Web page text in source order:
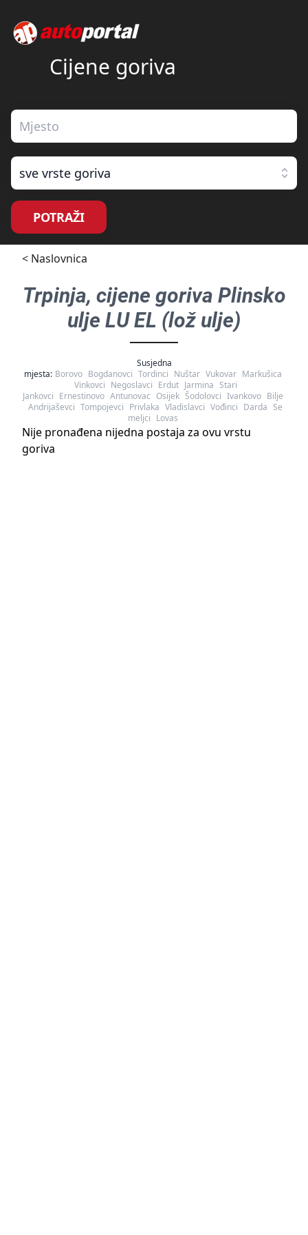
Cijene goriva
sve vrste goriva
POTRAŽI
< Naslovnica
Trpinja, cijene goriva Plinsko
ulje LU EL (lož ulje)
Susjedna
mjesta: Borovo Bogdanovci Tordinci Nuštar Vukovar Markušica
Vinkovci Negoslavci Erdut Jarmina Stari
Jankovci Ernestinovo Antunovac Osijek Šodolovci Ivankovo Bilje
Andrijaševci Tompojevci Privlaka Vladislavci Vođinci Darda Se
meljci Lovas
Nije pronađena nijedna postaja za ovu vrstu
goriva